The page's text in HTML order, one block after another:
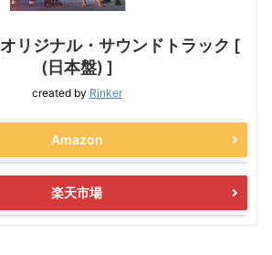
リジナル・サウンドトラック [
(日本盤) ]
created by Rinker
Amazon
楽天市場